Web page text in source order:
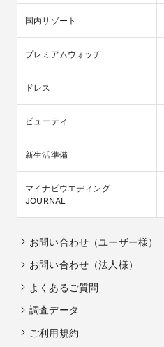
国内リゾート
プレミアムウォッチ
ドレス
ビューティ
新生活準備
マイナビウエディング
JOURNAL
お問い合わせ（ユーザー様）
お問い合わせ（法人様）
よくあるご質問
調査データ
ご利用規約